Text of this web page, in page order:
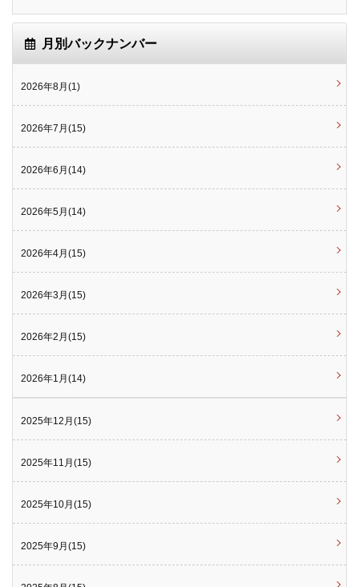
月別バックナンバー
2026年8月(1)
2026年7月(15)
2026年6月(14)
2026年5月(14)
2026年4月(15)
2026年3月(15)
2026年2月(15)
2026年1月(14)
2025年12月(15)
2025年11月(15)
2025年10月(15)
2025年9月(15)